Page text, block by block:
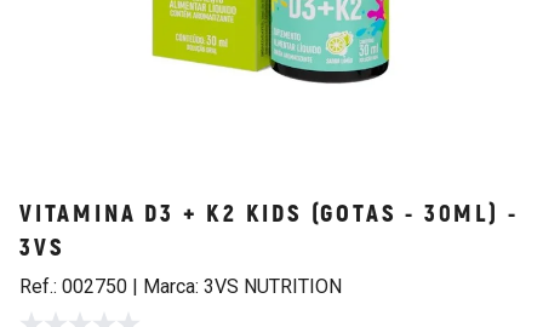
VITAMINA D3 + K2 KIDS (GOTAS - 30ML) -
3VS
Ref.: 002750 | Marca: 3VS NUTRITION